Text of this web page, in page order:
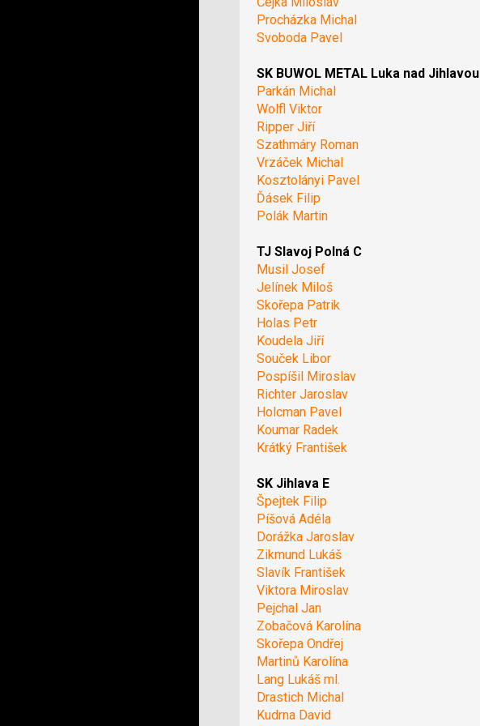
Procházka Michal
Svoboda Pavel
SK BUWOL METAL Luka nad Jihlavou
Parkán Michal
Wolfl Viktor
Ripper Jiří
Szathmáry Roman
Vrzáček Michal
Kosztolányi Pavel
Ďásek Filip
Polák Martin
TJ Slavoj Polná C
Musil Josef
Jelínek Miloš
Skořepa Patrik
Holas Petr
Koudela Jiří
Souček Libor
Pospíšil Miroslav
Richter Jaroslav
Holcman Pavel
Koumar Radek
Krátký František
SK Jihlava E
Špejtek Filip
Píšová Adéla
Dorážka Jaroslav
Zikmund Lukáš
Slavík František
Viktora Miroslav
Pejchal Jan
Zobačová Karolína
Skořepa Ondřej
Martinů Karolína
Lang Lukáš ml.
Drastich Michal
Kudrna David